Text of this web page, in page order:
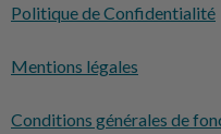
Politique de Confidentialité
Mentions légales
Conditions générales de